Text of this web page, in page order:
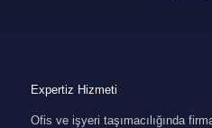
Expertiz Hizmeti
Ofis ve işyeri taşımacılığında